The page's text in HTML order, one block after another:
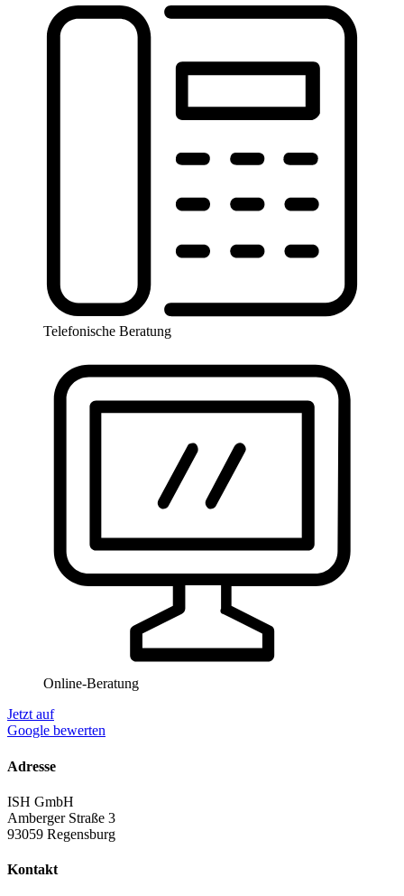
Telefonische Beratung
Online-Beratung
Jetzt auf
Google bewerten
Adresse
ISH GmbH
Amberger Straße 3
93059 Regensburg
Kontakt